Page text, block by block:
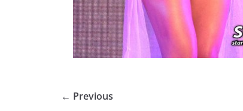
← Previous